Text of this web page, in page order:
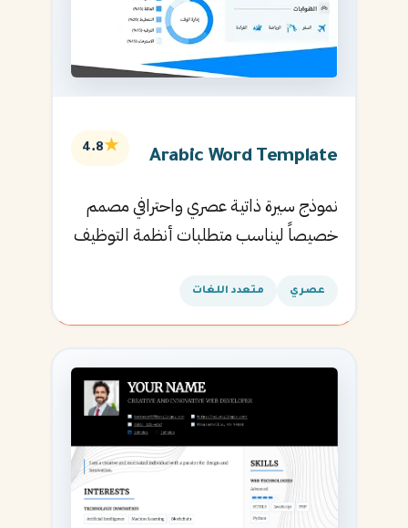
Arabic Word Template
★
4.8
نموذج سيرة ذاتية عصري واحترافي مصمم
خصيصاً ليناسب متطلبات أنظمة التوظيف
القادمة.
عصري متعدد اللغات